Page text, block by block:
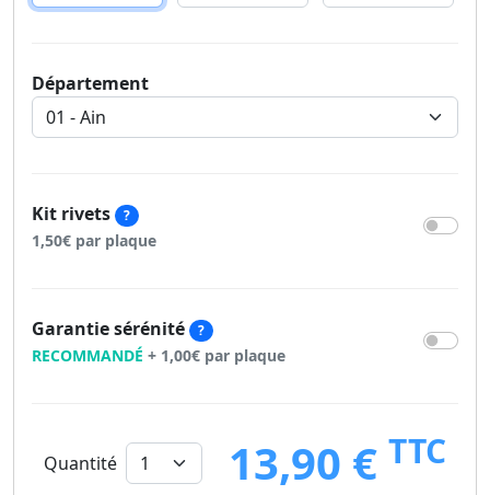
Département
Kit rivets ?
1,50€ par plaque
Garantie sérénité ?
RECOMMANDÉ + 1,00€ par plaque
Quantité 13,90 € TTC
13.9€